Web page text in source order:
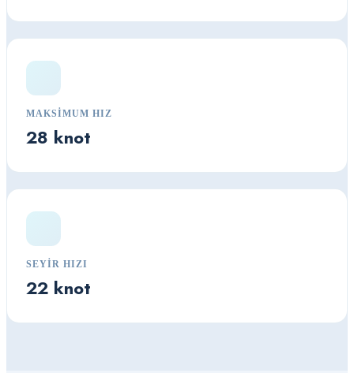
MAKSIMUM HIZ
28 knot
SEYIR HIZI
22 knot